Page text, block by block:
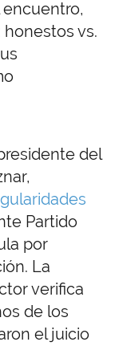
honestos vs.
del
Partido
por
La
verifica
de los
el juicio